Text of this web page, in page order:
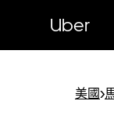
Uber
美國>